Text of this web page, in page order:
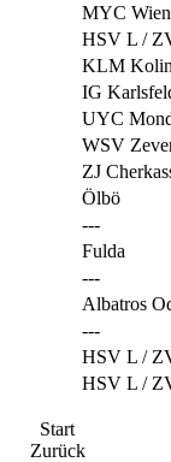
MYC Wien
HSV L /
KLM
IG
UYC
WSV
ZJ
Ölbö
---
Fulda
---
Albatros
---
HSV L /
HSV L /
Start
Zurück